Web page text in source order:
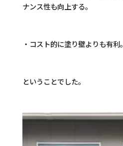
ナンス性も向上する。
・コスト的に塗り壁よりも有利。
ということでした。